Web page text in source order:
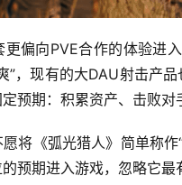
更偏向PVE合作的体验进
”，现有的大DAU射击产
预期：积累资产、击败对
将《弧光猎人》简单称
预期进入游戏，忽略它最